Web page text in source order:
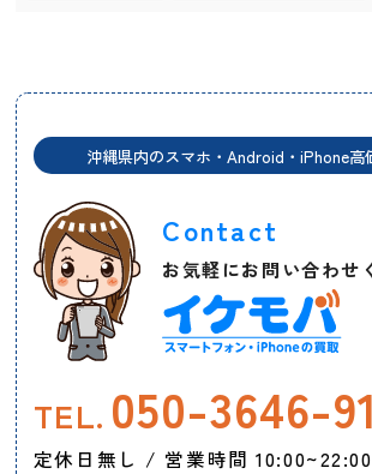
沖縄県内のスマホ・Android・iPhone高
Contact
お気軽にお問い合わせ
TEL. 050-3646-
定休日無し / 営業時間 10:00~22:00